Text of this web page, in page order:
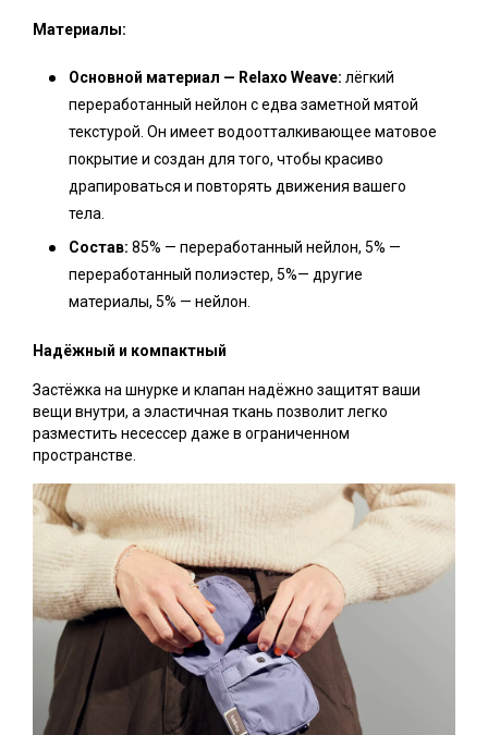
Материалы:
Основной материал — Relaxo Weave: лёгкий
переработанный нейлон с едва заметной мятой
текстурой. Он имеет водоотталкивающее матовое
покрытие и создан для того, чтобы красиво
драпироваться и повторять движения вашего
тела.
Состав: 85% — переработанный нейлон, 5% —
переработанный полиэстер, 5%— другие
материалы, 5% — нейлон.
Надёжный и компактный
Застёжка на шнурке и клапан надёжно защитят ваши
вещи внутри, а эластичная ткань позволит легко
разместить несессер даже в ограниченном
пространстве.